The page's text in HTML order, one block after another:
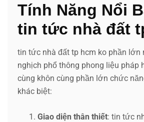
Tính Năng Nổi
tin tức nhà đất
tin tức nhà đất tp hcm ko phần lớn
nghịch phổ thông phong liệu pháp
cùng khôn cùng phần lớn chức
khác biệt:
Giao diện thân thiết: tin tức